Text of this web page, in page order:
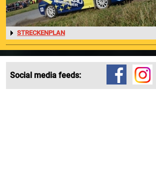
Zeitplan
Streckenplan
Zimmernachweis
INFO
Sponsoren / Partner
STRECKENPLAN
Social media feeds: